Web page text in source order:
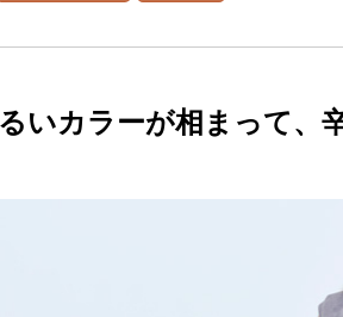
いカラーが相まって、